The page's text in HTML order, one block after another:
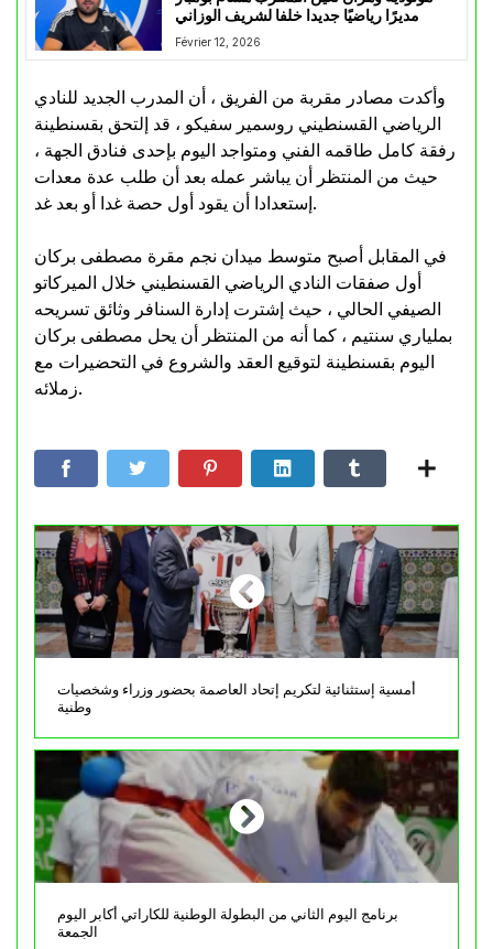
مديرًا رياضيًا جديدا خلفا لشريف الوزاني
Février 12, 2026
وأكدت مصادر مقربة من الفريق ، أن المدرب الجديد للنادي
الرياضي القسنطيني روسمير سفيكو ، قد إلتحق بقسنطينة
رفقة كامل طاقمه الفني ومتواجد اليوم بإحدى فنادق الجهة ،
حيث من المنتظر أن يباشر عمله بعد أن طلب عدة معدات
إستعدادا أن يقود أول حصة غدا أو بعد غد.
في المقابل أصبح متوسط ميدان نجم مقرة مصطفى بركان
أول صفقات النادي الرياضي القسنطيني خلال الميركاتو
الصيفي الحالي ، حيث إشترت إدارة السنافر وثائق تسريحه
بملياري سنتيم ، كما أنه من المنتظر أن يحل مصطفى بركان
اليوم بقسنطينة لتوقيع العقد والشروع في التحضيرات مع
زملائه.
أمسية إستثنائية لتكريم إتحاد العاصمة بحضور وزراء وشخصيات
وطنية
برنامج اليوم الثاني من البطولة الوطنية للكاراتي أكابر اليوم
الجمعة